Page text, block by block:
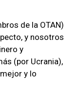
de la OTAN)
y nosotros
y
(por Ucrania),
y lo